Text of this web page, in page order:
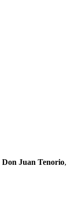
Don Juan Tenorio,